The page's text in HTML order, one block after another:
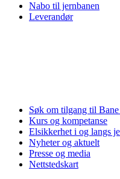
Nabo til jernbanen
Leverandør
Søk om tilgang til
Kurs og kompetanse
Elsikkerhet i og langs
Nyheter og aktuelt
Presse og media
Nettstedskart